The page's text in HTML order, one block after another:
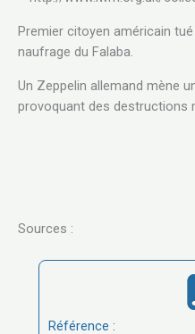
Premier citoyen américain
naufrage du Falaba.
Un Zeppelin allemand mène
provoquant des destructions
Sources :
Référence :